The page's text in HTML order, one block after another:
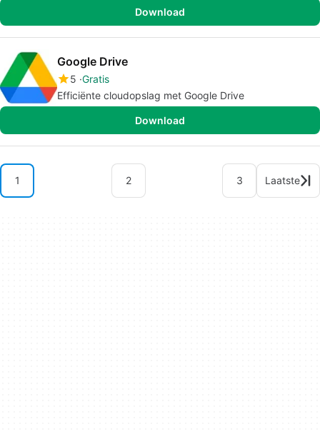
Download
Google Drive
5 Gratis
Efficiënte cloudopslag met Google Drive
Download
1 2 3 Laatste